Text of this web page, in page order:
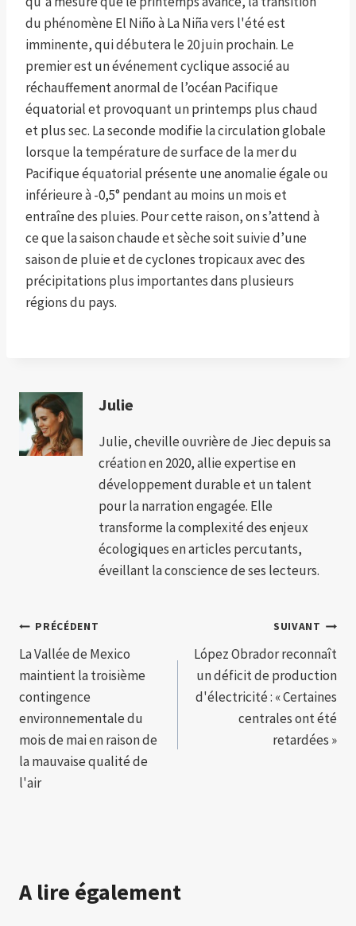
du phénomène El Niño à La Niña vers l'été est
imminente, qui débutera le 20 juin prochain. Le
premier est un événement cyclique associé au
réchauffement anormal de l’océan Pacifique
équatorial et provoquant un printemps plus chaud
et plus sec. La seconde modifie la circulation globale
lorsque la température de surface de la mer du
Pacifique équatorial présente une anomalie égale ou
inférieure à -0,5° pendant au moins un mois et
entraîne des pluies. Pour cette raison, on s’attend à
ce que la saison chaude et sèche soit suivie d’une
saison de pluie et de cyclones tropicaux avec des
précipitations plus importantes dans plusieurs
régions du pays.
Julie
Julie, cheville ouvrière de Jiec depuis sa
création en 2020, allie expertise en
développement durable et un talent
pour la narration engagée. Elle
transforme la complexité des enjeux
écologiques en articles percutants,
éveillant la conscience de ses lecteurs.
Navigation
de
l’article
PRÉCÉDENT
La Vallée de Mexico
maintient la troisième
contingence
environnementale du
mois de mai en raison de
la mauvaise qualité de
l'air
SUIVANT
López Obrador reconnaît
un déficit de production
d'électricité : « Certaines
centrales ont été
retardées »
A lire également